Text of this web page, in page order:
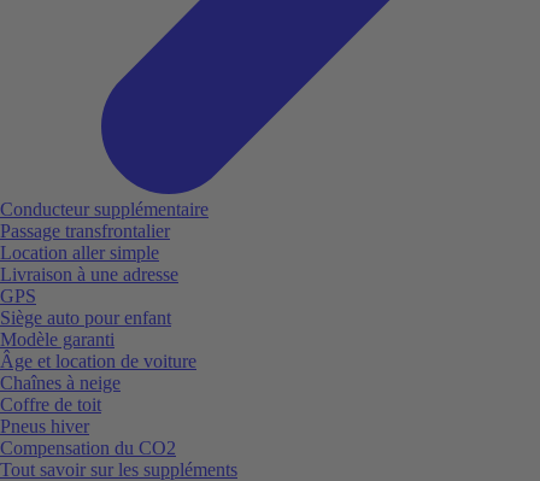
Conducteur supplémentaire
Passage transfrontalier
Location aller simple
Livraison à une adresse
GPS
Siège auto pour enfant
Modèle garanti
Âge et location de voiture
Chaînes à neige
Coffre de toit
Pneus hiver
Compensation du CO2
Tout savoir sur les suppléments